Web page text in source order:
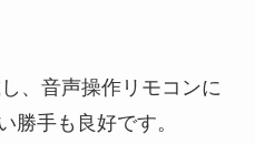
、音声操作リモコンに
勝手も良好です。